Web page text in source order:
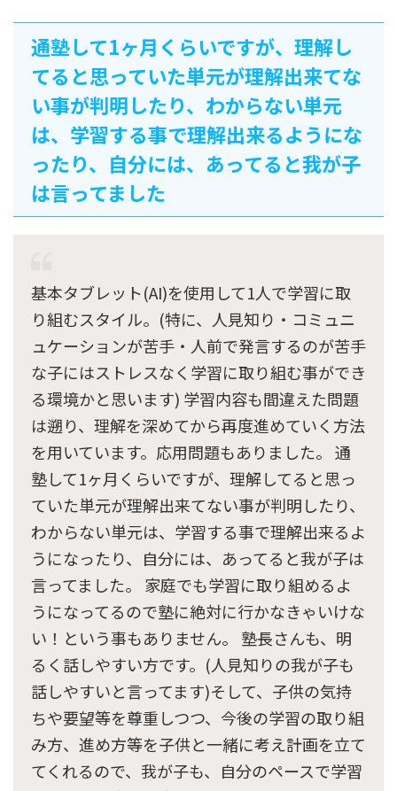
通塾して1ヶ月くらいですが、理解し
てると思っていた単元が理解出来てな
い事が判明したり、わからない単元
は、学習する事で理解出来るようにな
ったり、自分には、あってると我が子
は言ってました
基本タブレット(AI)を使用して1人で学習に取
り組むスタイル。(特に、人見知り・コミュニ
ュケーションが苦手・人前で発言するのが苦手
な子にはストレスなく学習に取り組む事ができ
る環境かと思います) 学習内容も間違えた問題
は遡り、理解を深めてから再度進めていく方法
を用いています。応用問題もありました。 通
塾して1ヶ月くらいですが、理解してると思っ
ていた単元が理解出来てない事が判明したり、
わからない単元は、学習する事で理解出来るよ
うになったり、自分には、あってると我が子は
言ってました。 家庭でも学習に取り組めるよ
うになってるので塾に絶対に行かなきゃいけな
い！という事もありません。 塾長さんも、明
るく話しやすい方です。(人見知りの我が子も
話しやすいと言ってます)そして、子供の気持
ちや要望等を尊重しつつ、今後の学習の取り組
み方、進め方等を子供と一緒に考え計画を立て
てくれるので、我が子も、自分のペースで学習